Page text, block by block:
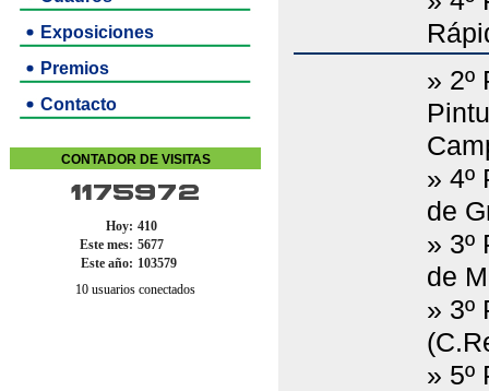
Exposiciones
Premios
Contacto
CONTADOR DE VISITAS
1175972
Hoy: 410
Este mes: 5677
Este año: 103579
10 usuarios conectados
» 2º
» 4º
de
» 3º
de
» 3º
» 5º